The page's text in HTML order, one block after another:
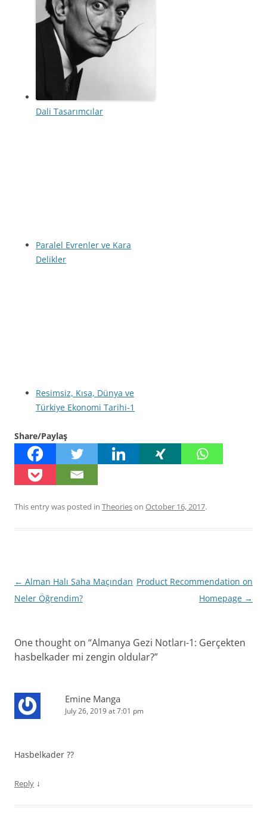
Dali Tasarımcılar
Paralel Evrenler ve Kara
Delikler
Resimsiz, Kısa, Dünya ve
Türkiye Ekonomi Tarihi-1
Share/Paylaş
This entry was posted in Theorieson October 16, 2017.
Post
navigation
← Alman Halı Saha Maçından
Neler Öğrendim?
Product Recommendation on
Homepage →
One thought on “Almanya Gezi Notları-1: Gerçekten
hasbelkader mi zengin oldular?”
Emine Manga
July 26, 2019 at 7:01 pm
Hasbelkader ??
Reply ↓